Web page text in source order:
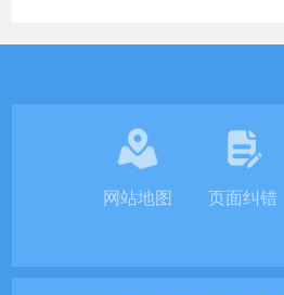
网站地图 页面纠错